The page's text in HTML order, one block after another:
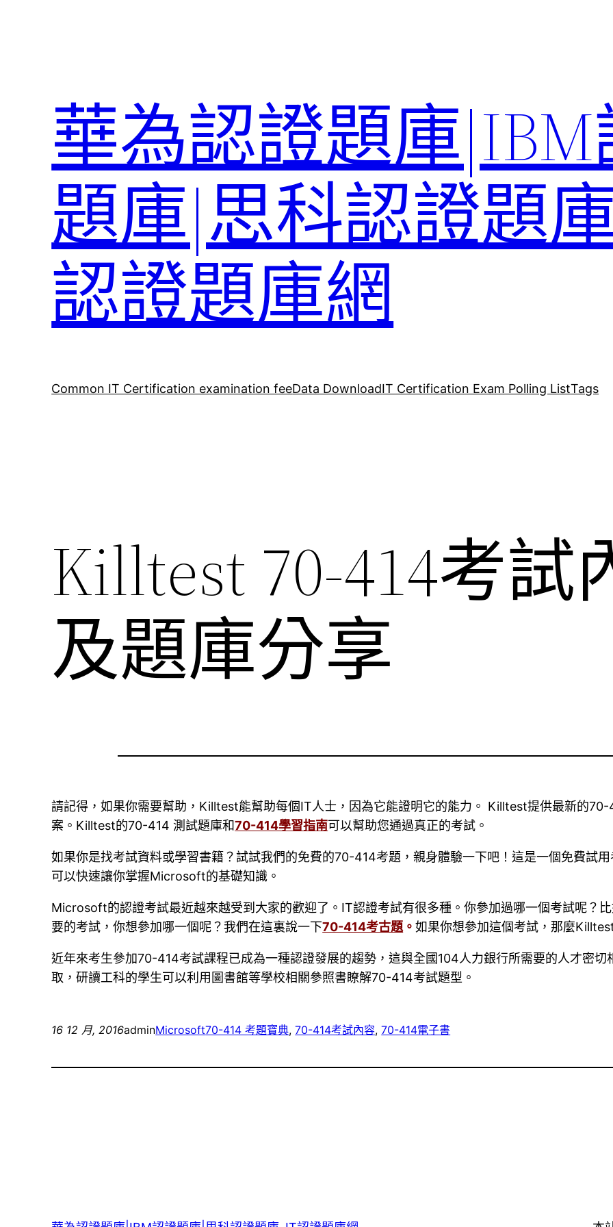
華為認證題庫
題庫|思科認證題
認證題庫網
Common IT Certification examination feeData DownloadIT Certification Exam Polling ListTags
Killtest 70-414考試
及題庫分享
請記得，如果你需要幫助，Killtest能幫助每個IT人士，因為它能證明它的能力。 Killtest提供最新的
案。Killtest的70-414 測試題庫和70-414學習指南可以幫助您通過真正的考試。
如果你是找考試資料或學習書籍？試試我們的免費的70-414考題，親身體驗一下吧！這是一個免費試
可以快速讓你掌握Microsoft的基礎知識。
Microsoft的認證考試最近越來越受到大家的歡迎了。IT認證考試有很多種。你參加過哪一個考試呢？
要的考試，你想參加哪一個呢？我們在這裏說一下70-414考古題 。如果你想參加這個考試，那麼
近年來考生參加70-414考試課程已成為一種認證發展的趨勢，這與全國104人力銀行所需要的人才密
取，研讀工科的學生可以利用圖書館等學校相關參照書瞭解70-414考試題型。
16 12 月, 2016adminMicrosoft70-414 考題寶典, 70-414考試內容, 70-414電子書